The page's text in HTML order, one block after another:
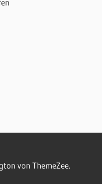
von ThemeZee.